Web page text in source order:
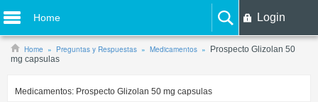
Home Login
Home Preguntas y Respuestas Medicamentos
Prospecto Glizolan 50
mg capsulas
Medicamentos: Prospecto Glizolan 50 mg capsulas